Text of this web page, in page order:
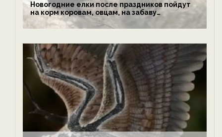
Новогодние елки после праздников пойдут
на корм коровам, овцам, на забаву
обезьянам, львам и леопардам — новости
экологии на ECOportal